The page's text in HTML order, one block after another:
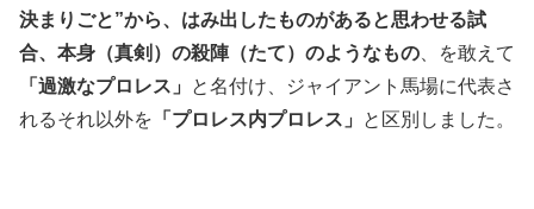
決まりごと”から、はみ出したものがあると思わせる試
合、本身（真剣）の殺陣（たて）のようなもの 、を敢えて
「過激なプロレス」
と名付け、ジャイアント馬場に代表さ
れるそれ以外を 「プロレス内プロレス」 と区別しました。